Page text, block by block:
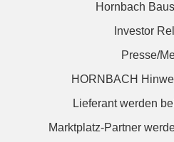
Hornbach
Investor
Presse/
HORNBACH
Lieferant werden
Marktplatz-Partner